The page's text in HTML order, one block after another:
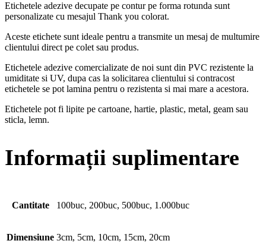
Etichetele adezive decupate pe contur pe forma rotunda sunt
personalizate cu mesajul Thank you colorat.
Aceste etichete sunt ideale pentru a transmite un mesaj de multumire
clientului direct pe colet sau produs.
Etichetele adezive comercializate de noi sunt din PVC rezistente la
umiditate si UV, dupa cas la solicitarea clientului si contracost
etichetele se pot lamina pentru o rezistenta si mai mare a acestora.
Etichetele pot fi lipite pe cartoane, hartie, plastic, metal, geam sau
sticla, lemn.
Informații suplimentare
Cantitate 100buc, 200buc, 500buc, 1.000buc
Dimensiune 3cm, 5cm, 10cm, 15cm, 20cm